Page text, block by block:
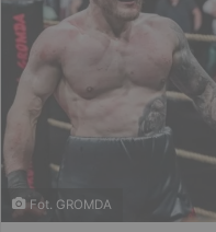
Fot. GROMDA